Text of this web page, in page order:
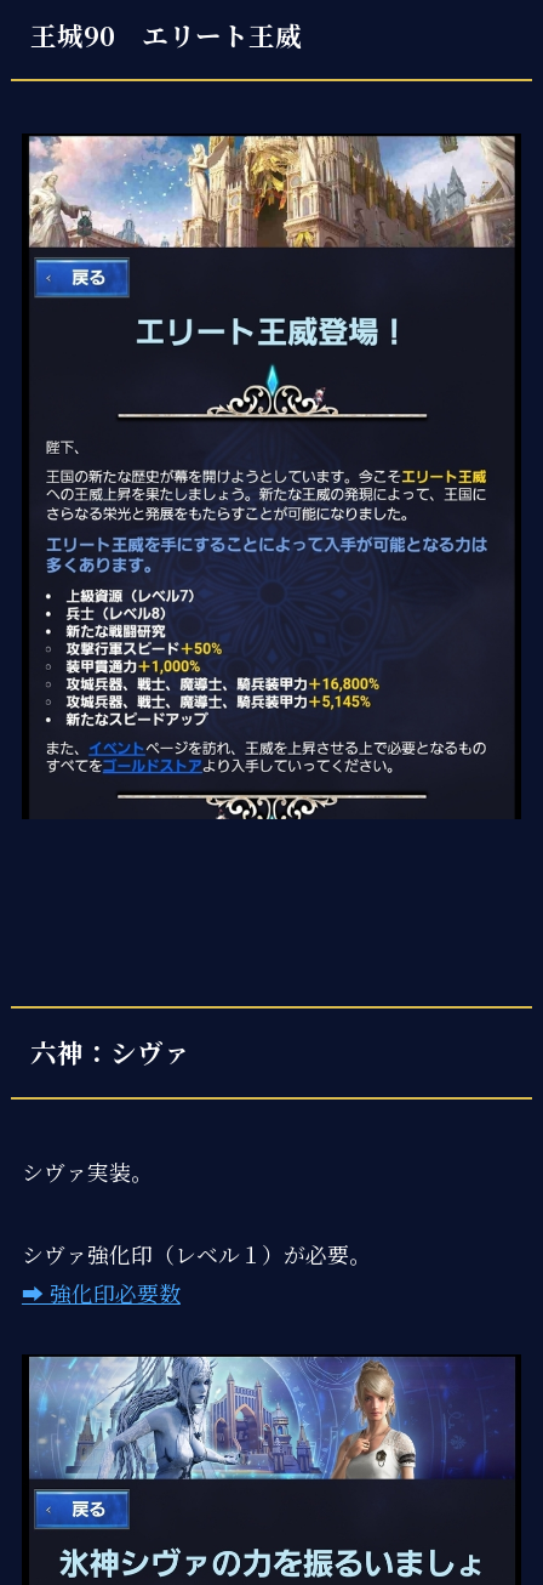
王城90 エリート王威
六神：シヴァ
シヴァ実装。
シヴァ強化印（レベル１）が必要。
➡ 強化印必要数